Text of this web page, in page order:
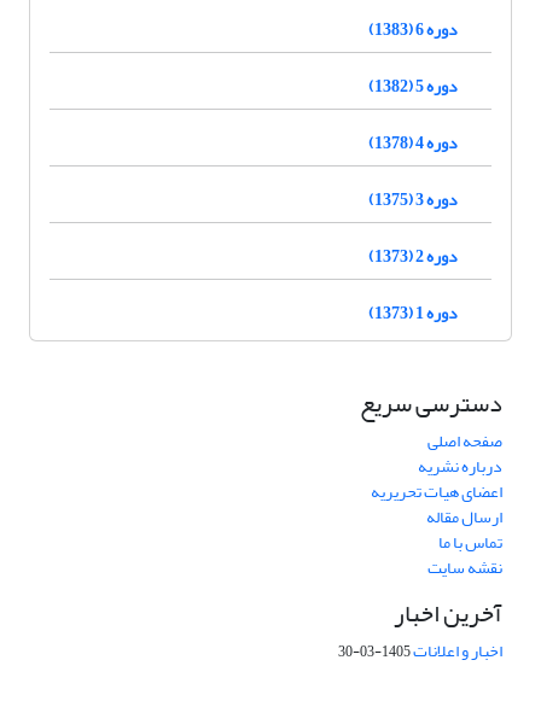
دوره 6 (1383)
دوره 5 (1382)
دوره 4 (1378)
دوره 3 (1375)
دوره 2 (1373)
دوره 1 (1373)
دسترسی سریع
صفحه اصلی
درباره نشریه
اعضای هیات تحریریه
ارسال مقاله
تماس با ما
نقشه سایت
آخرین اخبار
اخبار و اعلانات1405-03-30